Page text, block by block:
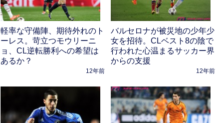
軽率な守備陣、期待外れのト
ーレス。苛立つモウリーニ
ョ、CL逆転勝利への希望は
あるか？
12年前
バルセロナが被災地の少年少
女を招待。CLベスト8の陰で
行われた心温まるサッカー界
からの支援
12年前